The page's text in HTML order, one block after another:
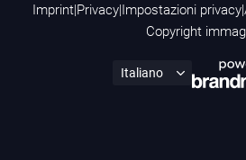
Imprint|Privacy|Impostazioni privacy|
Copyright